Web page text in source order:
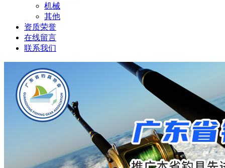
机械
其他
资质荣誉
在线留言
联系我们